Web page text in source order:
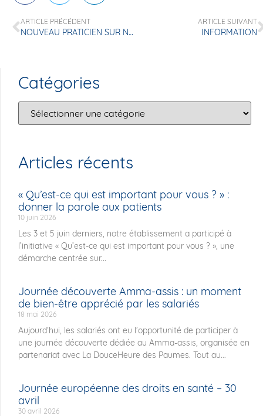
ARTICLE PRÉCÉDENT
NOUVEAU PRATICIEN SUR NOTRE STRUCTURE
ARTICLE SUIVANT
INFORMATION
Catégories
Articles récents
« Qu’est-ce qui est important pour vous ? » :
donner la parole aux patients
10 juin 2026
Les 3 et 5 juin derniers, notre établissement a participé à
l’initiative « Qu’est-ce qui est important pour vous ? », une
démarche centrée sur...
Journée découverte Amma-assis : un moment
de bien-être apprécié par les salariés
18 mai 2026
Aujourd’hui, les salariés ont eu l’opportunité de participer à
une journée découverte dédiée au Amma-assis, organisée en
partenariat avec La DouceHeure des Paumes. Tout au...
Journée européenne des droits en santé – 30
avril
30 avril 2026